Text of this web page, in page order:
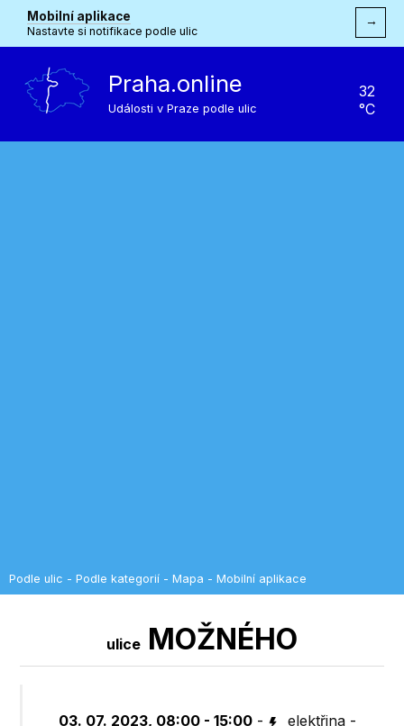
Mobilní aplikace
Nastavte si notifikace podle ulic
→
Praha.online
Události v Praze podle ulic
32
°C
Podle ulic - Podle kategorií - Mapa - Mobilní aplikace
ulice MOŽNÉHO
03. 07. 2023, 08:00 - 15:00 - elektřina -